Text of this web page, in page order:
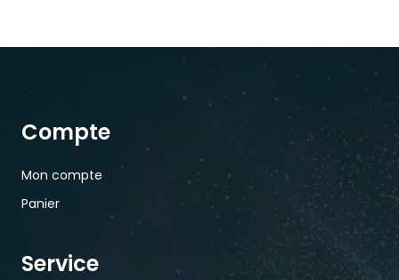
Compte
Mon compte
Panier
Service